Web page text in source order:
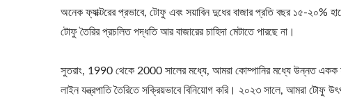
অনেক ফ্যাক্টরের প্রভাবে, টোফু এবং সয়াবিন দুধের বাজার প্রতি বছর ১৫-২০%
টোফু তৈরির প্রচলিত পদ্ধতি আর বাজারের চাহিদা মেটাতে পারছে না।
সুতরাং, 1990 থেকে 2000 সালের মধ্যে, আমরা কোম্পানির মধ্যে উন্নত একক
লাইন যন্ত্রপাতি তৈরিতে সক্রিয়ভাবে বিনিয়োগ করি। ২০২৩ সালে, আমরা টোফু